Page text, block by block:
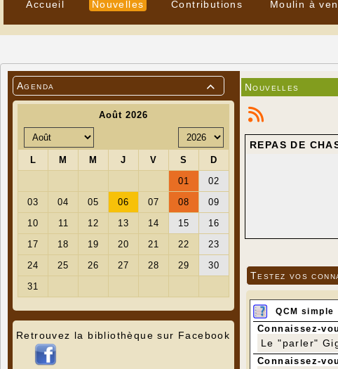
Accueil Nouvelles Contributions Moulin à

Agenda
Retrouvez la bibliothèque sur Facebook
Nouvelles
REPAS DE
Testez vos
QCM simple
Connaissez-
Le "parler"
Connaissez-